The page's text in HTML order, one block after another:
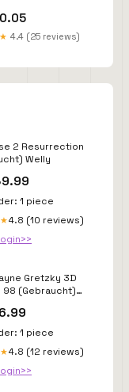
4.4 (25 reviews)
2 Resurrection
Welly
1 piece
4.8 (10 reviews)
Gretzky 3D
98 (Gebraucht)
1 piece
4.8 (12 reviews)